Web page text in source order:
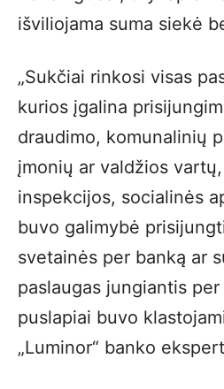
išviliojama suma siekė
„Sukčiai rinkosi visas
kurios įgalina
draudimo, komunalinių
įmonių ar valdžios
inspekcijos, socialinės
buvo galimybė
svetainės per banką ar
paslaugas jungiantis
puslapiai buvo
„Luminor“ banko